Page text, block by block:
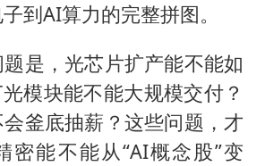
到AI算力的完整拼图。
是，光芯片扩产能不能如
模块能不能大规模交付？
釜底抽薪？这些问题，才
密能不能从“AI概念股”变